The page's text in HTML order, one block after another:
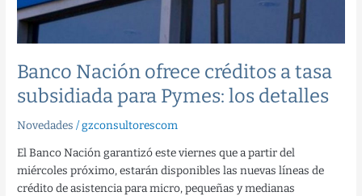
Banco Nación ofrece créditos a tasa
subsidiada para Pymes: los detalles
Novedades /gzconsultorescom
El Banco Nación garantizó este viernes que a partir del
miércoles próximo, estarán disponibles las nuevas líneas de
crédito de asistencia para micro, pequeñas y medianas
Pymes:
los
detalles